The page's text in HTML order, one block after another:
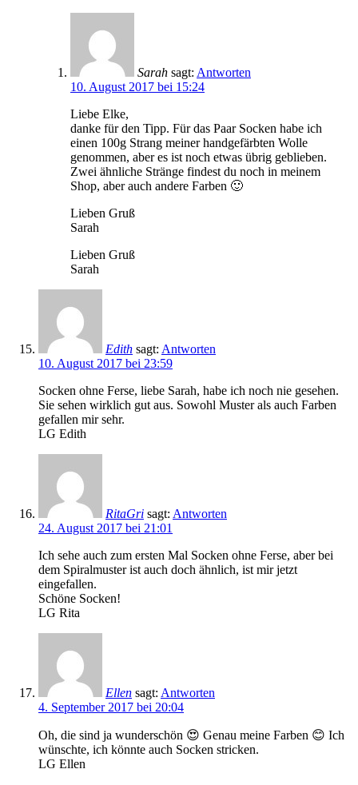
Sarah sagt: Antworten
10. August 2017 bei 15:24
Liebe Elke,
danke für den Tipp. Für das Paar Socken habe ich
einen 100g Strang meiner handgefärbten Wolle
genommen, aber es ist noch etwas übrig geblieben.
Zwei ähnliche Stränge findest du noch in meinem
Shop, aber auch andere Farben 🙂
Lieben Gruß
Sarah
Lieben Gruß
Sarah
Edith sagt: Antworten
10. August 2017 bei 23:59
Socken ohne Ferse, liebe Sarah, habe ich noch nie gesehen.
Sie sehen wirklich gut aus. Sowohl Muster als auch Farben
gefallen mir sehr.
LG Edith
RitaGri sagt: Antworten
24. August 2017 bei 21:01
Ich sehe auch zum ersten Mal Socken ohne Ferse, aber bei
dem Spiralmuster ist auch doch ähnlich, ist mir jetzt
eingefallen.
Schöne Socken!
LG Rita
Ellen sagt: Antworten
4. September 2017 bei 20:04
Oh, die sind ja wunderschön 😍 Genau meine Farben 😊 Ich
wünschte, ich könnte auch Socken stricken.
LG Ellen